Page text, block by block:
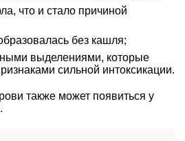
что и стало причиной
без кашля;
выделениями, которые
сильной интоксикации.
также может появиться у